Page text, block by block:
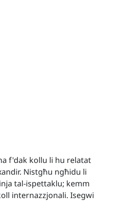
f'dak kollu li hu relatat
Nistgħu ngħidu li
tal-ispettaklu; kemm
internazzjonali. Isegwi